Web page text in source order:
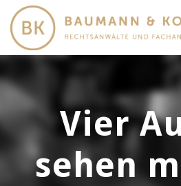
Vier
sehen